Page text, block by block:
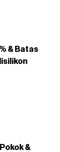
& Batas
&